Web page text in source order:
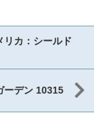
リカ：シールド
ーデン 10315